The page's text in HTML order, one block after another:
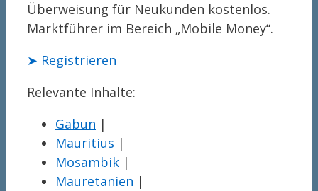
Überweisung für Neukunden kostenlos.
Marktführer im Bereich „Mobile Money“.
➤ Registrieren
Relevante Inhalte:
Gabun |
Mauritius |
Mosambik |
Mauretanien |